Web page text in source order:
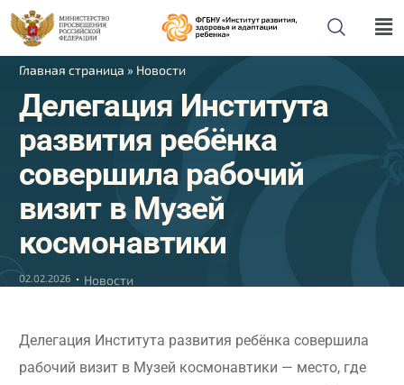
Главная страница » Новости
Делегация Института
развития ребёнка
совершила рабочий
визит в Музей
космонавтики
02.02.2026 Новости
Делегация Института развития ребёнка совершила
рабочий визит в Музей космонавтики — место, где